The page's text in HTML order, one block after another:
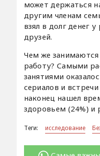
может держаться
другим членам
взял в долг денег
друзей.
Чем же
работу? Самыми
занятиями
сериалов и
наконец нашел
здоровьем (24%) и
Теги: исследование